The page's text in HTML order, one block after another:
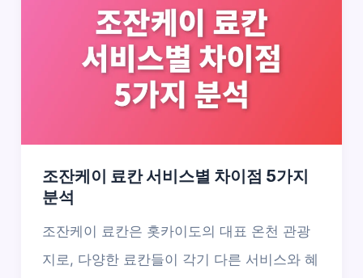
조잔케이 료칸 서비스별 차이점 5가지
분석
조잔케이 료칸은 홋카이도의 대표 온천 관광
지로, 다양한 료칸들이 각기 다른 서비스와 혜